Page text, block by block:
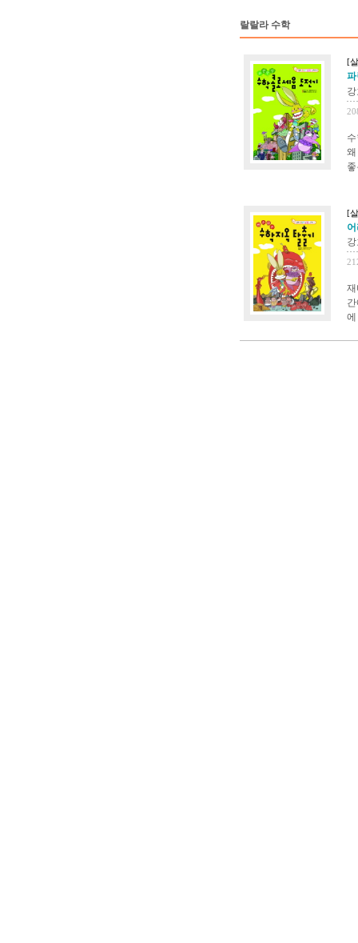
랄랄라 수학
[
파
왜
[
재
에